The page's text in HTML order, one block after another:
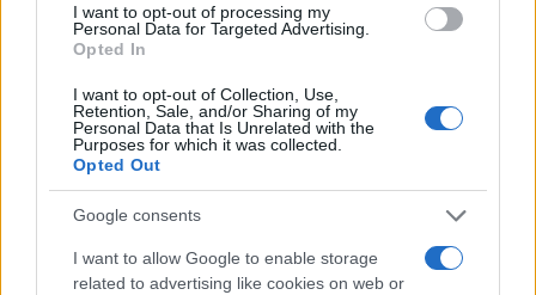
I want to opt-out of processing my
Personal Data for Targeted Advertising.
Opted In
I want to opt-out of Collection, Use,
Retention, Sale, and/or Sharing of my
Personal Data that Is Unrelated with the
Purposes for which it was collected.
Opted Out
Google consents
I want to allow Google to enable storage
related to advertising like cookies on web or
Lavoro digitale: il governo introduce nuove regole per
Andrea Innocenti · 3 Ago 2026
PIÙ LETTI
C’è posta per te, stasera 25 gennaio: gli ospiti e le
anticipazioni